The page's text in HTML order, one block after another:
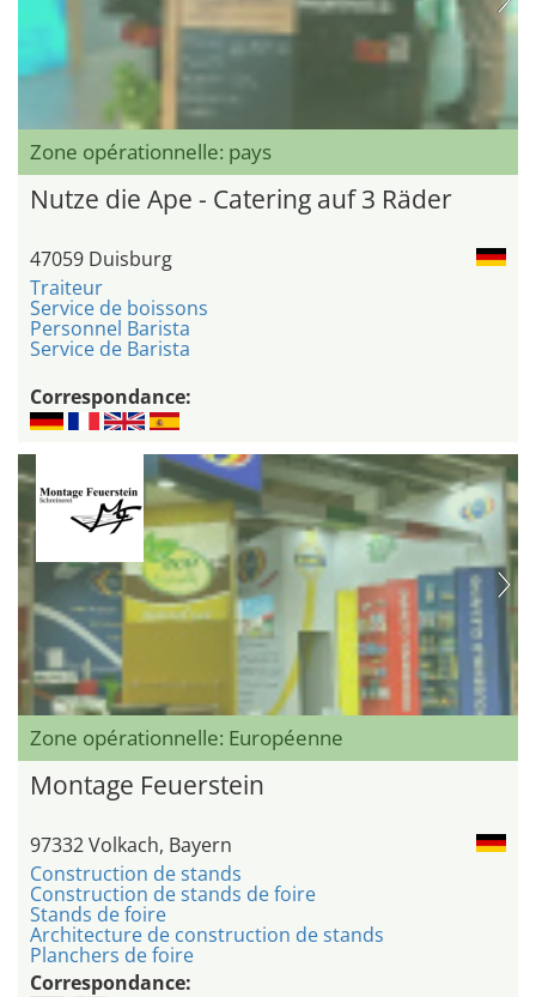
Zone opérationnelle: pays
Nutze die Ape - Catering auf 3 Räder
47059 Duisburg
Traiteur
Service de boissons
Personnel Barista
Service de Barista
Correspondance:
Zone opérationnelle: Européenne
Montage Feuerstein
97332 Volkach, Bayern
Construction de stands
Construction de stands de foire
Stands de foire
Architecture de construction de stands
Planchers de foire
Correspondance: